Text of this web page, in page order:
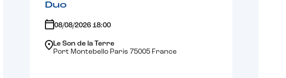
Duo
08/08/2026 18:00
Le Son de la Terre
Port Montebello Paris 75005 France